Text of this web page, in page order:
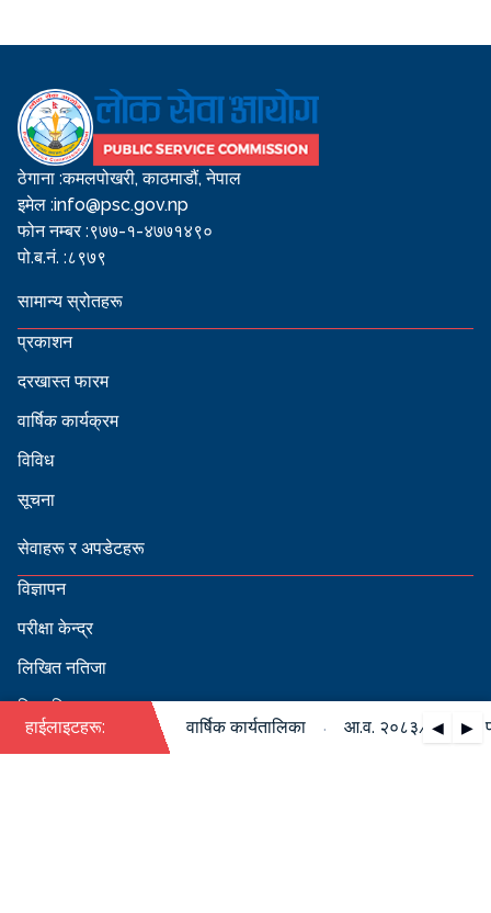
ठेगाना :कमलपोखरी, काठमाडौं, नेपाल
इमेल :info@psc.gov.np
फोन नम्बर :९७७-१-४७७१४९०
पो.ब.नं. :८९७९
सामान्य स्रोतहरू
प्रकाशन
दरखास्त फारम
वार्षिक कार्यक्रम
विविध
सूचना
सेवाहरू र अपडेटहरू
विज्ञापन
परीक्षा केन्द्र
लिखित नतिजा
सिफारिस
हाईलाइटहरू: ◀ ▶
०८४ को पदपूर्ति सम्बन्धी वार्षिक कार्यतालिका आ.व. २०८३/०८४ को